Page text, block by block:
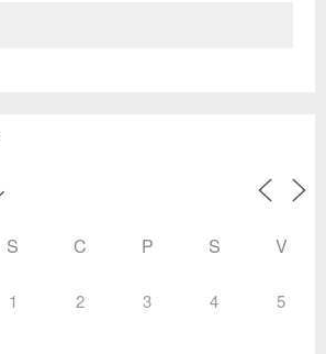
S C P S V
1 2 3 4 5